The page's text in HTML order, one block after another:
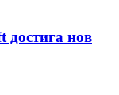
достига нов